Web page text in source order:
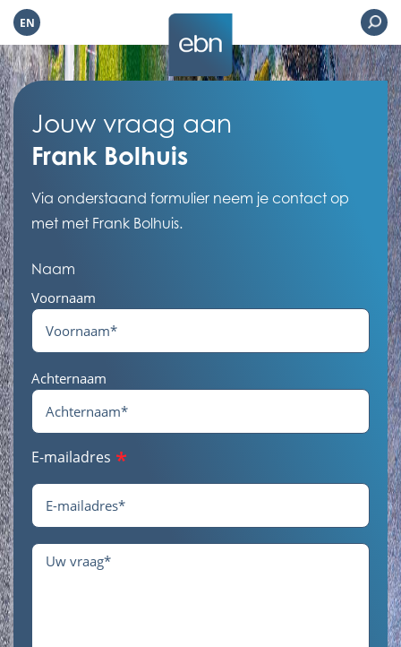
EN
Jouw vraag aan
Frank Bolhuis
Via onderstaand formulier neem je contact op
met met Frank Bolhuis.
Naam
Voornaam
Achternaam
E-mailadres *
Geen
titel